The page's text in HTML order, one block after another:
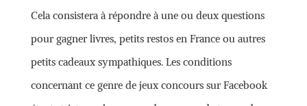
Cela consistera à répondre à une ou deux questions
pour gagner livres, petits restos en France ou autres
petits cadeaux sympathiques. Les conditions
concernant ce genre de jeux concours sur Facebook